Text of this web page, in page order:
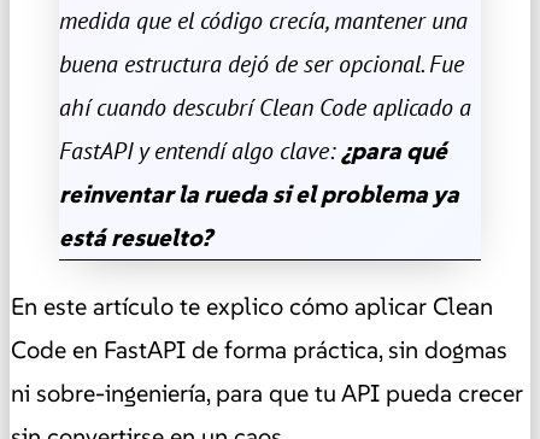
medida que el código crecía, mantener una
buena estructura dejó de ser opcional. Fue
ahí cuando descubrí Clean Code aplicado a
FastAPI y entendí algo clave:¿para qué
reinventar la rueda si el problema ya
está resuelto?
En este artículo te explico cómo aplicar Clean
Code en FastAPI de forma práctica, sin dogmas
ni sobre-ingeniería, para que tu API pueda crecer